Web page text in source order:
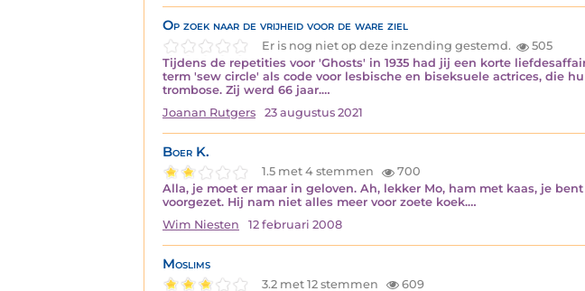
Op zoek naar de vrijheid voor de ware ziel
Er is nog niet op deze inzending gestemd.
505
Tijdens de repetities voor 'Ghosts' in 1935 had jij een korte
term 'sew circle' als code voor lesbische en biseksuele actrices, die
trombose. Zij werd 66 jaar.…
Joanan Rutgers
23 augustus 2021
Boer K.
1.5 met 4 stemmen
700
Alla, je moet er maar in geloven. Ah, lekker Mo, ham met kaas, je
voorgezet. Hij nam niet alles meer voor zoete koek.…
Wim Niesten
12 februari 2008
Moslims
3.2 met 12 stemmen
609